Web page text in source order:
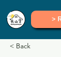
>
< Back